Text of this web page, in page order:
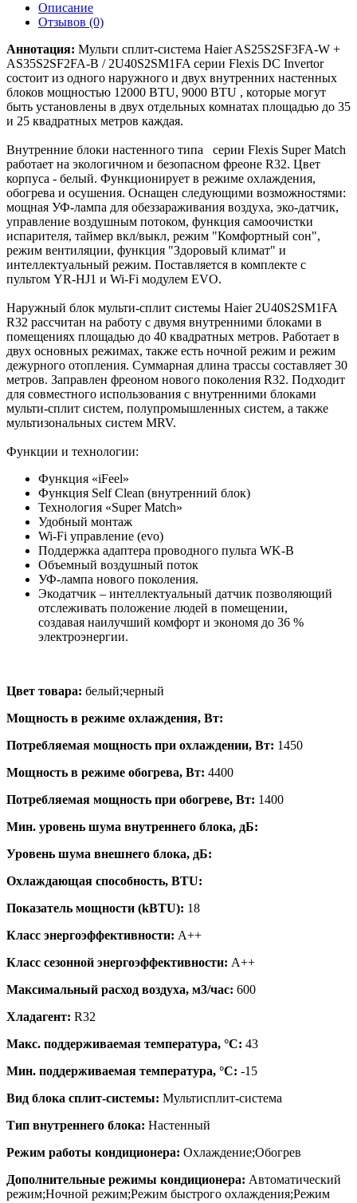
Описание
Отзывов (0)
Аннотация: Мульти сплит-система Haier AS25S2SF3FA-W +
AS35S2SF2FA-B / 2U40S2SM1FA серии Flexis DC Invertor
состоит из одного наружного и двух внутренних настенных
блоков мощностью 12000 BTU, 9000 BTU , которые могут
быть установлены в двух отдельных комнатах площадью до 35
и 25 квадратных метров каждая.
Внутренние блоки настенного типа серии Flexis Super Match
работает на экологичном и безопасном фреоне R32. Цвет
корпуса - белый. Функционирует в режиме охлаждения,
обогрева и осушения. Оснащен следующими возможностями:
мощная УФ-лампа для обеззараживания воздуха, эко-датчик,
управление воздушным потоком, функция самоочистки
испарителя, таймер вкл/выкл, режим "Комфортный сон",
режим вентиляции, функция "Здоровый климат" и
интеллектуальный режим. Поставляется в комплекте с
пультом YR-HJ1 и Wi-Fi модулем EVO.
Наружный блок мульти-сплит системы Haier 2U40S2SM1FA
R32 рассчитан на работу с двумя внутренними блоками в
помещениях площадью до 40 квадратных метров. Работает в
двух основных режимах, также есть ночной режим и режим
дежурного отопления. Суммарная длина трассы составляет 30
метров. Заправлен фреоном нового поколения R32. Подходит
для совместного использования с внутренними блоками
мульти-сплит систем, полупромышленных систем, а также
мультизональных систем MRV.
Функции и технологии:
Функция «iFeel»
Функция Self Clean (внутренний блок)
Технология «Super Match»
Удобный монтаж
Wi-Fi управление (evo)
Поддержка адаптера проводного пульта WK-B
Объемный воздушный поток
УФ-лампа нового поколения.
Экодатчик – интеллектуальный датчик позволяющий
отслеживать положение людей в помещении,
создавая наилучший комфорт и экономя до 36 %
электроэнергии.
Цвет товара: белый;черный
Мощность в режиме охлаждения, Вт:
Потребляемая мощность при охлаждении, Вт: 1450
Мощность в режиме обогрева, Вт: 4400
Потребляемая мощность при обогреве, Вт: 1400
Мин. уровень шума внутреннего блока, дБ:
Уровень шума внешнего блока, дБ:
Охлаждающая способность, BTU:
Показатель мощности (kBTU): 18
Класс энергоэффективности: A++
Класс сезонной энергоэффективности: A++
Максимальный расход воздуха, м3/час: 600
Хладагент: R32
Макс. поддерживаемая температура, °C: 43
Мин. поддерживаемая температура, °C: -15
Вид блока сплит-системы: Мультисплит-система
Тип внутреннего блока: Настенный
Режим работы кондиционера: Охлаждение;Обогрев
Дополнительные режимы кондиционера: Автоматический
режим;Ночной режим;Режим быстрого охлаждения;Режим